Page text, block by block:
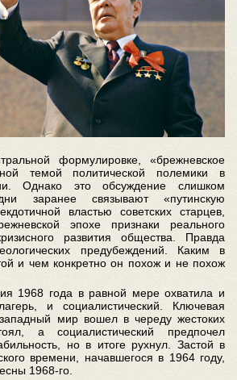
формулировке, «брежневское
темой политической полемики в
Однако это обсуждение слишком
заранее связывают «путинскую
властью советских старцев,
эпохе признаки реального
развития общества. Правда
предубеждений. Каким в
и чем конкретно он похож и не похож
1968 года в равной мере охватила и
и социалистический. Ключевая
мир вошел в череду жестоких
а социалистический предпочел
но в итоге рухнул. Застой в
времени, начавшегося в 1964 году,
1968-го.